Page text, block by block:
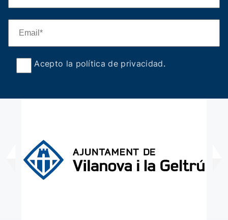
Acepto la política de privacidad.